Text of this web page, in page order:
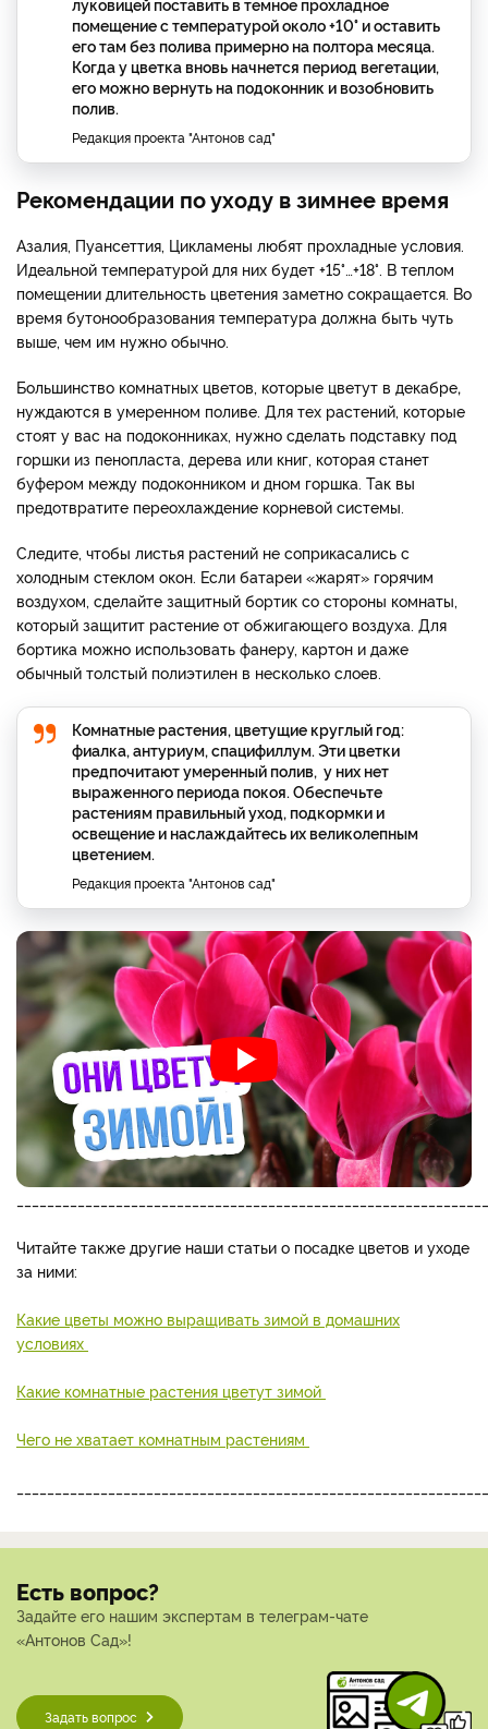
помещение с температурой около +10° и оставить
его там без полива примерно на полтора месяца.
Когда у цветка вновь начнется период вегетации,
его можно вернуть на подоконник и возобновить
полив.
Редакция проекта "Антонов сад"
Рекомендации по уходу в зимнее время
Азалия, Пуансеттия, Цикламены любят прохладные условия.
Идеальной температурой для них будет +15°…+18°. В теплом
помещении длительность цветения заметно сокращается. Во
время бутонообразования температура должна быть чуть
выше, чем им нужно обычно.
Большинство комнатных цветов, которые цветут в декабре,
нуждаются в умеренном поливе. Для тех растений, которые
стоят у вас на подоконниках, нужно сделать подставку под
горшки из пенопласта, дерева или книг, которая станет
буфером между подоконником и дном горшка. Так вы
предотвратите переохлаждение корневой системы.
Следите, чтобы листья растений не соприкасались с
холодным стеклом окон. Если батареи «жарят» горячим
воздухом, сделайте защитный бортик со стороны комнаты,
который защитит растение от обжигающего воздуха. Для
бортика можно использовать фанеру, картон и даже
обычный толстый полиэтилен в несколько слоев.
Комнатные растения, цветущие круглый год:
фиалка, антуриум, спацифиллум. Эти цветки
предпочитают умеренный полив, у них нет
выраженного периода покоя. Обеспечьте
растениям правильный уход, подкормки и
освещение и наслаждайтесь их великолепным
цветением.
Редакция проекта "Антонов сад"
Читайте также другие наши статьи о посадке цветов и уходе
за ними:
Какие цветы можно выращивать зимой в домашних
условиях
Какие комнатные растения цветут зимой
Чего не хватает комнатным растениям
Есть вопрос?
Задайте его нашим экспертам в телеграм-чате
«Антонов Сад»!
Задать вопрос